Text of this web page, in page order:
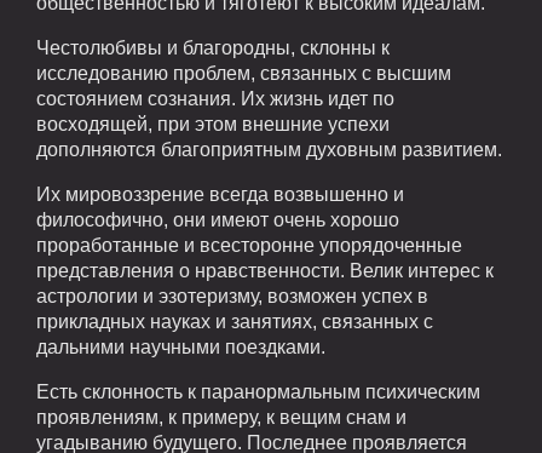
Честолюбивы и благородны, склонны к
исследованию проблем, связанных с высшим
состоянием сознания. Их жизнь идет по
восходящей, при этом внешние успехи
дополняются благоприятным духовным развитием.
Их мировоззрение всегда возвышенно и
философично, они имеют очень хорошо
проработанные и всесторонне упорядоченные
представления о нравственности. Велик интерес к
астрологии и эзотеризму, возможен успех в
прикладных науках и занятиях, связанных с
дальними научными поездками.
Есть склонность к паранормальным психическим
проявлениям, к примеру, к вещим снам и
угадыванию будущего. Последнее проявляется